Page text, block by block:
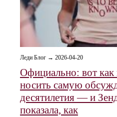
Леди Блог → 2026-04-20
Официально: вот как
носить самую
десятилетия — и
показала, как